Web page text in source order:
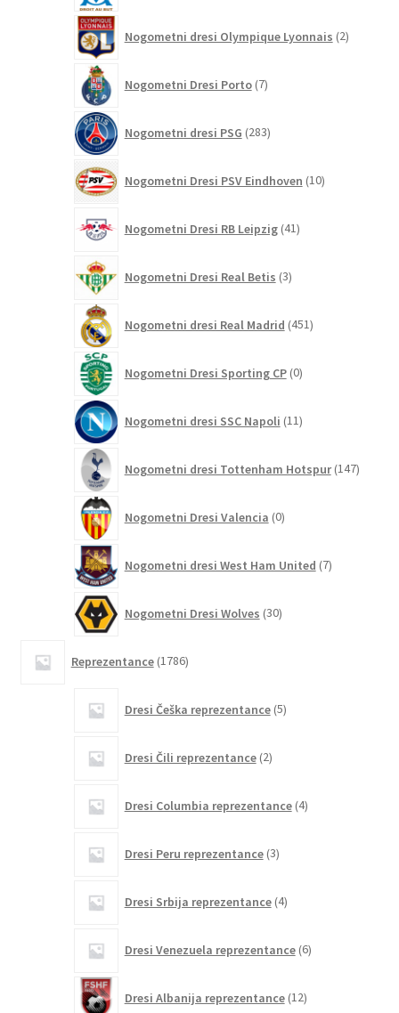
Nogometni dresi Olympique Lyonnais 2izdelka
Nogometni Dresi Porto 7izdelkov
Nogometni dresi PSG 283izdelkov
Nogometni Dresi PSV Eindhoven 10izdelkov
Nogometni Dresi RB Leipzig 41izdelkov
Nogometni Dresi Real Betis 3izdelki
Nogometni dresi Real Madrid 451izdelkov
Nogometni Dresi Sporting CP 0izdelkov
Nogometni dresi SSC Napoli 11izdelkov
Nogometni dresi Tottenham Hotspur 147
Nogometni Dresi Valencia 0izdelkov
Nogometni dresi West Ham United 7izdelkov
Nogometni Dresi Wolves 30izdelkov
Reprezentance 1786izdelkov
Dresi Češka reprezentance 5izdelkov
Dresi Čili reprezentance 2izdelka
Dresi Columbia reprezentance 4izdelki
Dresi Peru reprezentance 3izdelki
Dresi Srbija reprezentance 4izdelki
Dresi Venezuela reprezentance 6izdelkov
Dresi Albanija reprezentance 12izdelkov